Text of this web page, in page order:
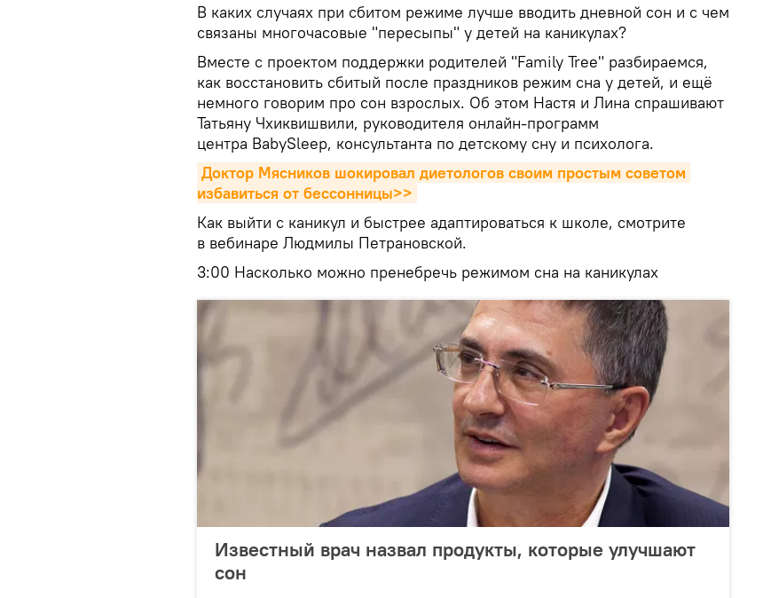
В каких случаях при сбитом режиме лучше вводить дневной сон и с чем
связаны многочасовые "пересыпы" у детей на каникулах?
Вместе с проектом поддержки родителей "Family Tree" разбираемся,
как восстановить сбитый после праздников режим сна у детей, и ещё
немного говорим про сон взрослых. Об этом Настя и Лина спрашивают
Татьяну Чхиквишвили, руководителя онлайн-программ
центра BabySleep, консультанта по детскому сну и психолога.
Доктор Мясников шокировал диетологов своим простым советом
избавиться от бессонницы>>
Как выйти с каникул и быстрее адаптироваться к школе, смотрите
в вебинаре Людмилы Петрановской.
3:00 Насколько можно пренебречь режимом сна на каникулах
Известный врач назвал продукты, которые улучшают
сон